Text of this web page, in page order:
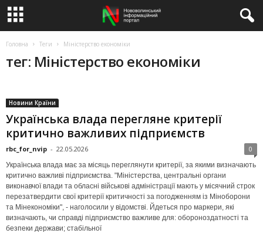
Головна Теги Міністерство економіки
тег: Міністерство економіки
Новини Країни
Українська влада перегляне критерії
критично важливих підприємств
rbc_for_nvip - 22.05.2026 0
Українська влада має за місяць переглянути критерії, за якими визначають
критично важливі підприємства. "Міністерства, центральні органи
виконавчої влади та обласні військові адміністрації мають у місячний строк
перезатвердити свої критерії критичності за погодженням із Міноборони
та Мінекономіки", - наголосили у відомстві. Йдеться про маркери, які
визначають, чи справді підприємство важливе для: обороноздатності та
безпеки держави; стабільної